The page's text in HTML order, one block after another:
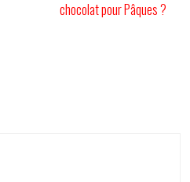
chocolat pour Pâques ?